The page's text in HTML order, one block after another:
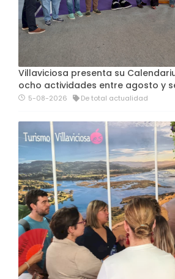
Villaviciosa presenta su
ocho actividades entre agosto y
5-08-2026 De total actualidad